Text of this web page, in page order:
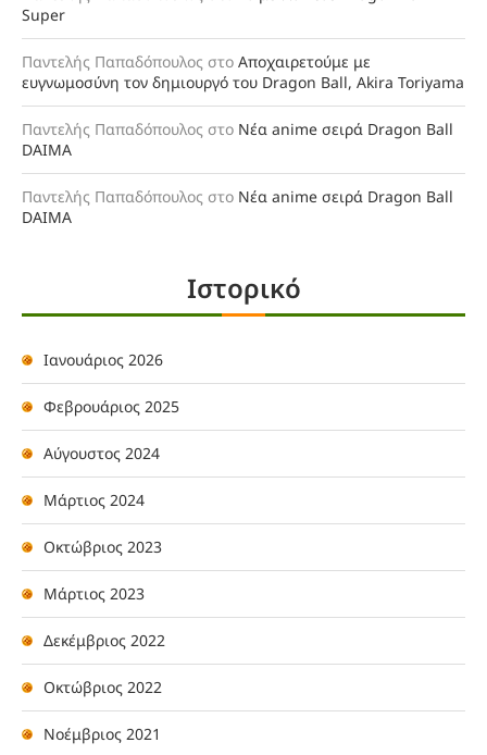
Super
Παντελής Παπαδόπουλος στο Αποχαιρετούμε με
ευγνωμοσύνη τον δημιουργό του Dragon Ball, Akira Toriyama
Παντελής Παπαδόπουλος στο Νέα anime σειρά Dragon Ball
DAIMA
Παντελής Παπαδόπουλος στο Νέα anime σειρά Dragon Ball
DAIMA
Ιστορικό
Ιανουάριος 2026
Φεβρουάριος 2025
Αύγουστος 2024
Μάρτιος 2024
Οκτώβριος 2023
Μάρτιος 2023
Δεκέμβριος 2022
Οκτώβριος 2022
Νοέμβριος 2021